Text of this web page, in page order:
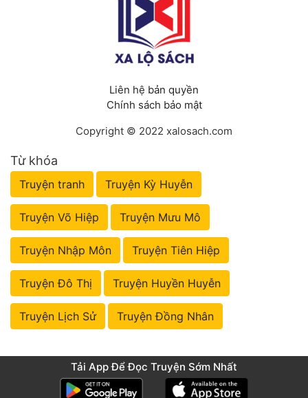
Liên hệ bản quyền
Chính sách bảo mật
Copyright © 2022 xalosach.com
Từ khóa
Truyện tranh Truyện Kỳ Huyễn
Truyện Võ Hiệp Truyện Mưu Mô
Truyện Nhập Môn Truyện Tiên Hiệp
Truyện Đô Thị Truyện Huyền Huyễn
Truyện Lịch Sử Truyện Đồng Nhân
Tải App Để Đọc Truyện Sớm Nhất